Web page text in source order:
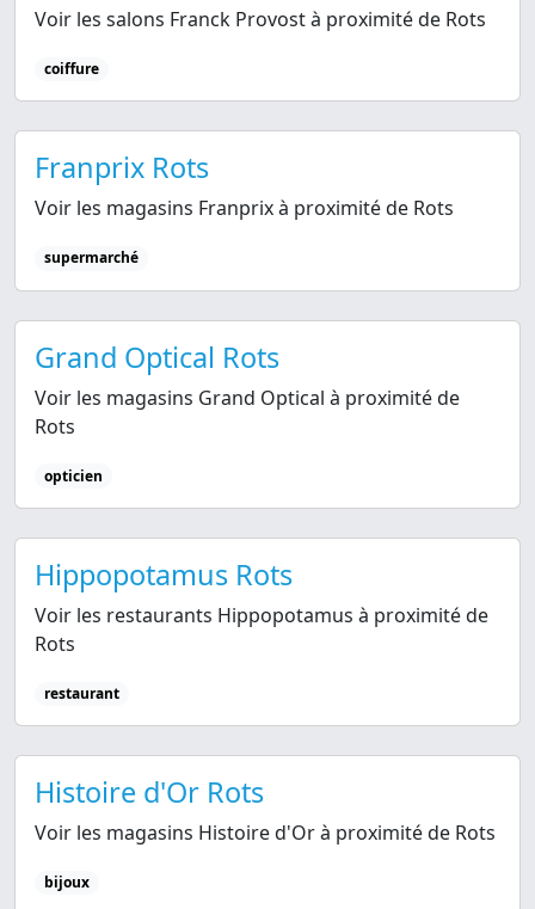
Voir les salons Franck Provost à proximité de Rots
coiffure
Franprix Rots
Voir les magasins Franprix à proximité de Rots
supermarché
Grand Optical Rots
Voir les magasins Grand Optical à proximité de
Rots
opticien
Hippopotamus Rots
Voir les restaurants Hippopotamus à proximité de
Rots
restaurant
Histoire d'Or Rots
Voir les magasins Histoire d'Or à proximité de Rots
bijoux